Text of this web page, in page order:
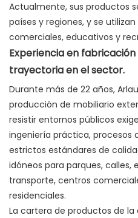
Actualmente, sus productos
países y regiones, y se
comerciales, educativos y
Experiencia en
trayectoria en el sector.
Durante más de 22 años,
producción de mobiliario
resistir entornos públicos
ingeniería práctica, procesos
estrictos estándares de
idóneos para parques, calles,
transporte, centros
residenciales.
La cartera de productos de la